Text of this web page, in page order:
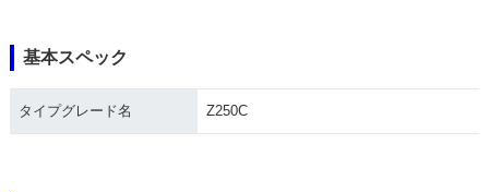
基本スペック
タイプグレード名 Z250C